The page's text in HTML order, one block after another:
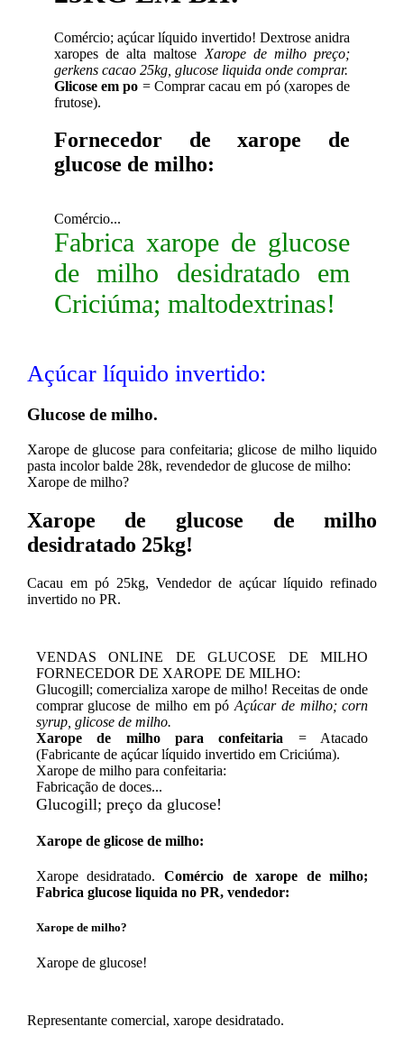
Comércio; açúcar líquido invertido! Dextrose anidra
xaropes de alta maltose Xarope de milho preço;
gerkens cacao 25kg, glucose liquida onde comprar.
Glicose em po = Comprar cacau em pó (xaropes de
frutose).
Fornecedor de xarope de
glucose de milho:
Comércio...
Fabrica xarope de glucose
de milho desidratado em
Criciúma; maltodextrinas!
Açúcar líquido invertido:
Glucose de milho.
Xarope de glucose para confeitaria; glicose de milho liquido
pasta incolor balde 28k, revendedor de glucose de milho:
Xarope de milho?
Xarope de glucose de milho
desidratado 25kg!
Cacau em pó 25kg, Vendedor de açúcar líquido refinado
invertido no PR.
VENDAS ONLINE DE GLUCOSE DE MILHO
FORNECEDOR DE XAROPE DE MILHO:
Glucogill; comercializa xarope de milho! Receitas de onde
comprar glucose de milho em póAçúcar de milho; corn
syrup, glicose de milho.
Xarope de milho para confeitaria = Atacado
(Fabricante de açúcar líquido invertido em Criciúma).
Xarope de milho para confeitaria:
Fabricação de doces...
Glucogill; preço da glucose!
Xarope de glicose de milho:
Xarope desidratado. Comércio de xarope de milho;
Fabrica glucose liquida no PR, vendedor:
Xarope de milho?
Xarope de glucose!
Representante comercial, xarope desidratado.